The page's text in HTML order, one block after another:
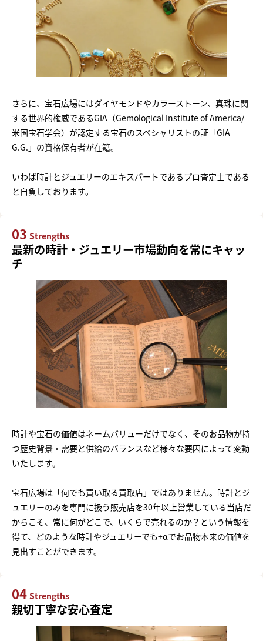
さらに、宝石広場にはダイヤモンドやカラーストーン、真珠に関
する世界的権威であるGIA（Gemological Institute of America/
米国宝石学会）が認定する宝石のスペシャリストの証「GIA
G.G.」の資格保有者が在籍。
いわば時計とジュエリーのエキスパートであるプロ査定士である
と自負しております。
03 Strengths
最新の時計・ジュエリー市場動向を常にキャッ
チ
時計や宝石の価値はネームバリューだけでなく、そのお品物が持
つ歴史背景・需要と供給のバランスなど様々な要因によって変動
いたします。
宝石広場は「何でも買い取る買取店」ではありません。時計とジ
ュエリーのみを専門に扱う販売店を30年以上営業している当店だ
からこそ、常に何がどこで、いくらで売れるのか？という情報を
得て、どのような時計やジュエリーでも+αでお品物本来の価値を
見出すことができます。
04 Strengths
親切丁寧な安心査定